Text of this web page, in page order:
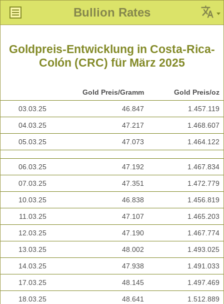
Bullion Rates
Goldpreis-Entwicklung in Costa-Rica-
Colón (CRC) für März 2025
Gold Preis/Gramm Gold Preis/oz
03.03.25 46.847 1.457.119
04.03.25 47.217 1.468.607
05.03.25 47.073 1.464.122
06.03.25 47.192 1.467.834
07.03.25 47.351 1.472.779
10.03.25 46.838 1.456.819
11.03.25 47.107 1.465.203
12.03.25 47.190 1.467.774
13.03.25 48.002 1.493.025
14.03.25 47.938 1.491.033
17.03.25 48.145 1.497.469
18.03.25 48.641 1.512.889